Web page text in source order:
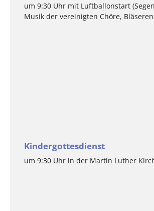
um 9:30 Uhr mit Luftballonstart
Musik der vereinigten Chöre,
Kindergottesdienst
um 9:30 Uhr in der Martin Luther